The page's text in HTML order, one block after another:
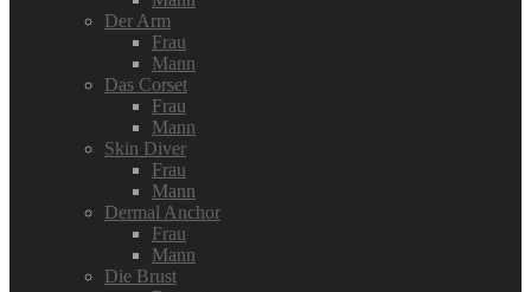
Der Arm
Frau
Mann
Das Corset
Frau
Mann
Skin Diver
Frau
Mann
Dermal Anchor
Frau
Mann
Die Brust